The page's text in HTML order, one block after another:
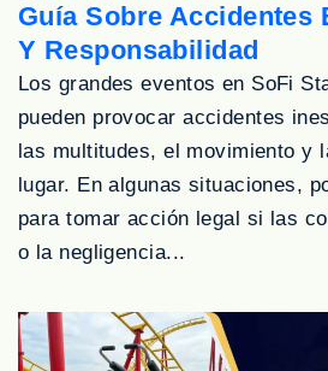
Guía Sobre Accidentes
Y Responsabilidad
Los grandes eventos en SoFi
pueden provocar accidentes
las multitudes, el movimiento y
lugar. En algunas situaciones,
para tomar acción legal si las
o la negligencia...